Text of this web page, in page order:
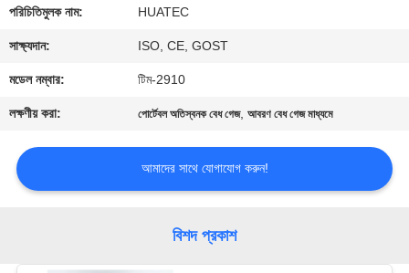
যোগাযোগ
করুন
উদ্ধৃতির
আবেদন
ম্যাপ
পরিচিতিমুলক নাম: HUATEC
সাক্ষ্যদান: ISO, CE, GOST
মডেল নম্বার: টিম-2910
লক্ষণীয় করা: পোর্টেবল অতিস্বনক বেধ গেজ,আবরণ বেধ গেজ মাধ্যমে
আমাদের সাথে যোগাযোগ করুন!
বিশদ প্রকাশ